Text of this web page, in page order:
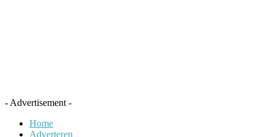
- Advertisement -
Home
Adverteren